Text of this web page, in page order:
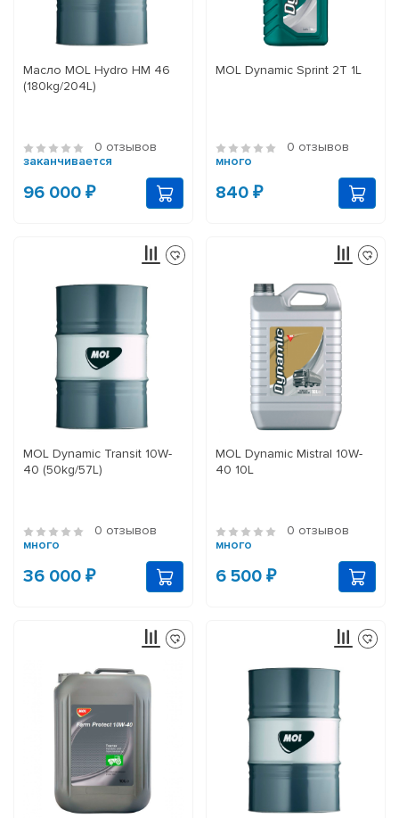
Масло MOL Hydro HM 46
(180kg/204L)
0 отзывов
заканчивается
96 000 ₽
MOL Dynamic Sprint 2T 1L
0 отзывов
много
840 ₽
MOL Dynamic Transit 10W-
40 (50kg/57L)
0 отзывов
много
36 000 ₽
MOL Dynamic Mistral 10W-
40 10L
0 отзывов
много
6 500 ₽